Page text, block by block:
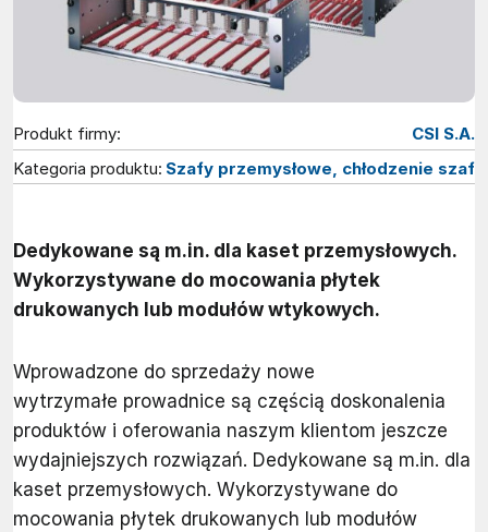
Produkt firmy:
CSI S.A.
Kategoria produktu: Szafy przemysłowe, chłodzenie szaf
Dedykowane są m.in. dla kaset przemysłowych.
Wykorzystywane do mocowania płytek
drukowanych lub modułów wtykowych.
Wprowadzone do sprzedaży nowe
wytrzymałe prowadnice są częścią doskonalenia
produktów i oferowania naszym klientom jeszcze
wydajniejszych rozwiązań. Dedykowane są m.in. dla
kaset przemysłowych. Wykorzystywane do
mocowania płytek drukowanych lub modułów